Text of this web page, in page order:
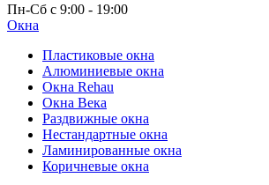
Пн-Сб с 9:00 - 19:00
Окна
Пластиковые окна
Алюминиевые окна
Окна Rehau
Окна Века
Раздвижные окна
Нестандартные окна
Ламинированные окна
Коричневые окна